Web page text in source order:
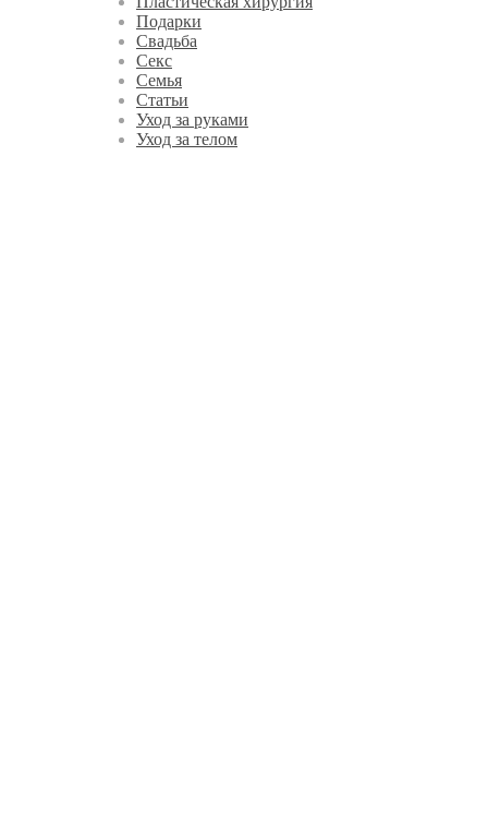
Подарки
Свадьба
Секс
Семья
Статьи
Уход за руками
Уход за телом